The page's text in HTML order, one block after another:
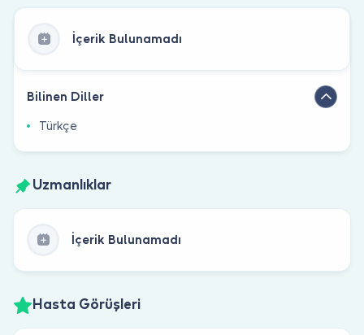
İçerik Bulunamadı
Bilinen Diller
Türkçe
Uzmanlıklar
İçerik Bulunamadı
Hasta Görüşleri